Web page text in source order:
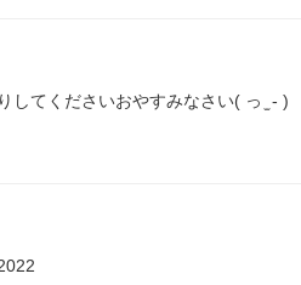
してくださいおやすみなさい( っ ̫ - )